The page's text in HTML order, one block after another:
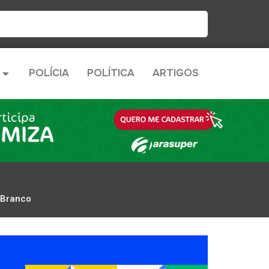
POLÍCIA POLÍTICA ARTIGOS